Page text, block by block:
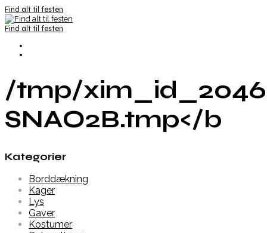
Find alt til festen
Find alt til festen
/tmp/
SNAO2B.tmp</b
Kategorier
Borddækning
Kager
Lys
Gaver
Kostumer